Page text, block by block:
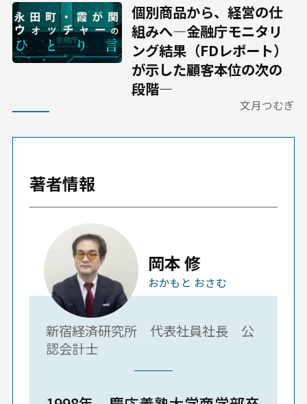
個別商品から、経営の仕
組みへ―金融庁モニタリ
ング結果（FDレポート）
が示した顧客本位の次の
段階―
文月つむぎ
著者情報
岡本 修
おかもと おさむ
新宿経済研究所 代表社員社長 公
認会計士